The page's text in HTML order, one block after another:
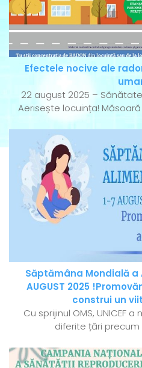
Efectele nocive ale
22 august 2025 –
Aerisește locuința!
Săptămâna Mondială a
AUGUST 2025
construi un
Cu sprijinul OMS, UNICEF
diferite țări